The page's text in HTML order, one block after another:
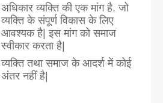
अधिकार व्यक्ति की एक मांग है. जो
व्यक्ति के संपूर्ण विकास के लिए
आवश्यक है| इस मांग को समाज
स्वीकार करता है|
व्यक्ति तथा समाज के आदर्श में कोई
अंतर नहीं है|